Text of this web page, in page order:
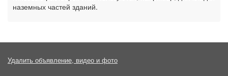
наземных частей зданий.
Удалить объявление, видео и фото